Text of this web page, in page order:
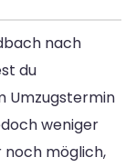
nach
du
Umzugstermin
weniger
noch möglich,